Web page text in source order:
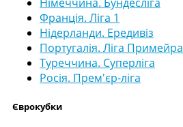
Франція. Ліга 1
Нідерланди. Ередивіз
Португалія. Ліга Примейра
Туреччина. Суперліга
Росія. Прем'єр-ліга
Єврокубки